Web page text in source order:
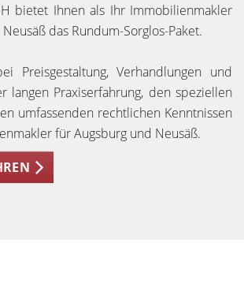
bietet Ihnen als Ihr Immobilienmakler
das Rundum-Sorglos-Paket.
Preisgestaltung, Verhandlungen und
langen Praxiserfahrung, den speziellen
umfassenden rechtlichen Kenntnissen
für Augsburg und Neusäß.